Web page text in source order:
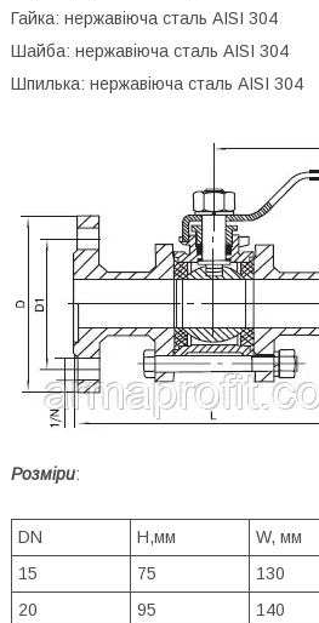
Гайка: нержавіюча сталь AISI 304
Шайба: нержавіюча сталь AISI 304
Шпилька: нержавіюча сталь AISI 304
Розміри:
DN H,мм W, мм
15
75 130
20
95 140